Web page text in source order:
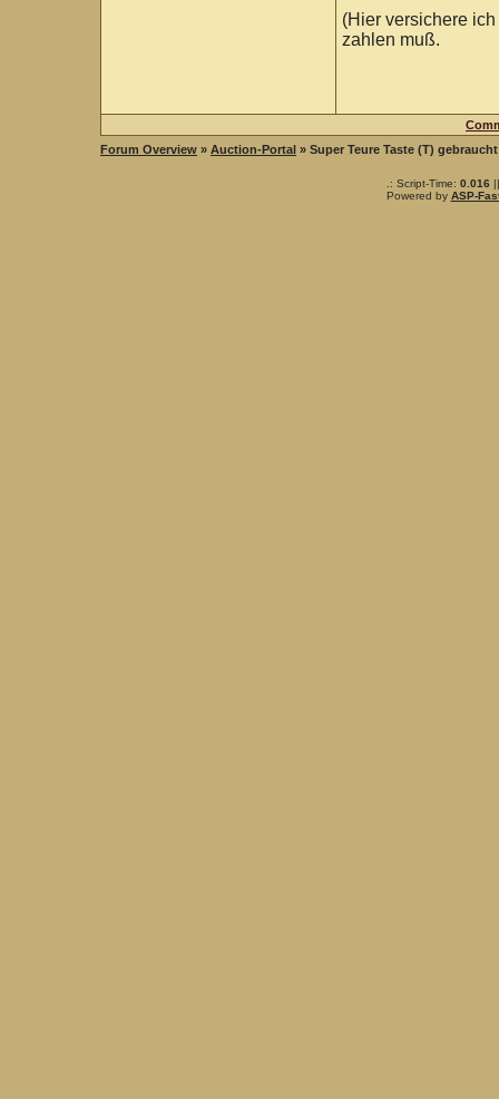
(Hier versichere
zahlen muß.
Forum Overview » Auction-Portal » Super Teure Taste (T)
.: Script-Time: 0.016
Powered by ASP-